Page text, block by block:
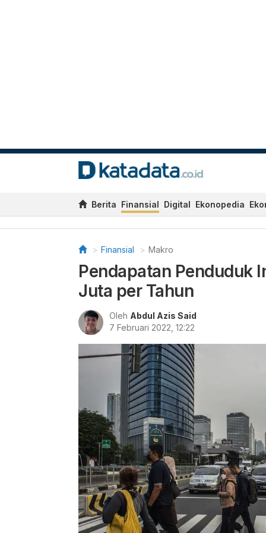
Berita Finansial Digital Ekonopedia
Finansial Makro
Pendapatan Penduduk
Juta per Tahun
Oleh Abdul Azis Said
7 Februari 2022, 12:22